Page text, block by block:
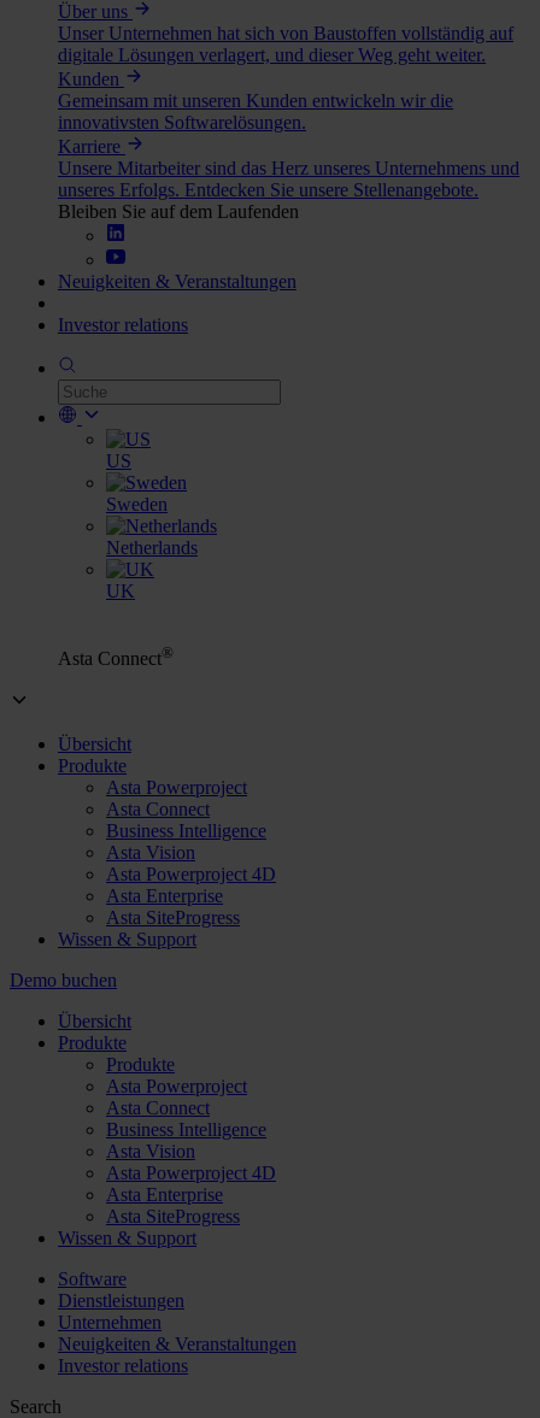
Über uns
Unser Unternehmen hat sich von Baustoffen vollständig auf
digitale Lösungen verlagert, und dieser Weg geht weiter.
Kunden
Gemeinsam mit unseren Kunden entwickeln wir die
innovativsten Softwarelösungen.
Karriere
Unsere Mitarbeiter sind das Herz unseres Unternehmens und
unseres Erfolgs. Entdecken Sie unsere Stellenangebote.
Bleiben Sie auf dem Laufenden
Neuigkeiten & Veranstaltungen
Investor relations
US
Sweden
Netherlands
UK
Asta Connect®
Übersicht
Produkte
Asta Powerproject
Asta Connect
Business Intelligence
Asta Vision
Asta Powerproject 4D
Asta Enterprise
Asta SiteProgress
Wissen & Support
Demo buchen
Übersicht
Produkte
Produkte
Asta Powerproject
Asta Connect
Business Intelligence
Asta Vision
Asta Powerproject 4D
Asta Enterprise
Asta SiteProgress
Wissen & Support
Software
Dienstleistungen
Unternehmen
Neuigkeiten & Veranstaltungen
Investor relations
Search